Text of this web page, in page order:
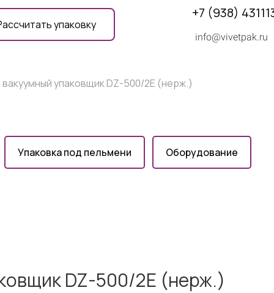
+7 (938)
info@vivetpak.ru
упаковку
упаковщик DZ-500/2E (нерж.)
Упаковка под пельмени Оборудование
DZ-500/2E (нерж.)